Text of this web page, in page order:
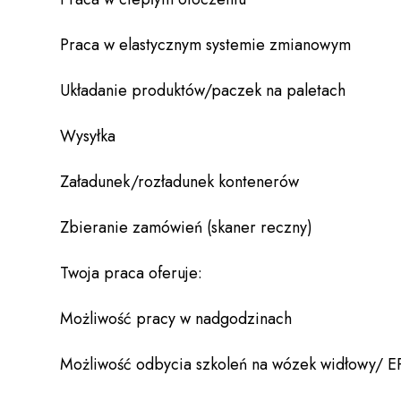
Praca w elastycznym systemie zmianowym
Układanie produktów/paczek na paletach
Wysyłka
Załadunek/rozładunek kontenerów
Zbieranie zamówień (skaner reczny)
Twoja praca oferuje:
Możliwość pracy w nadgodzinach
Możliwość odbycia szkoleń na wózek widłowy/